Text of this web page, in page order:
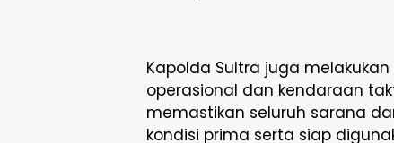
Kapolda Sultra juga
operasional dan kendaraan
memastikan seluruh sarana
kondisi prima serta siap